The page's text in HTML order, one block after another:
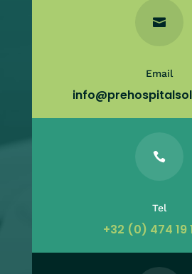

Email

Tel
+32 (0) 474 19